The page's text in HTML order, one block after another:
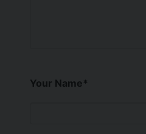
Your Name*